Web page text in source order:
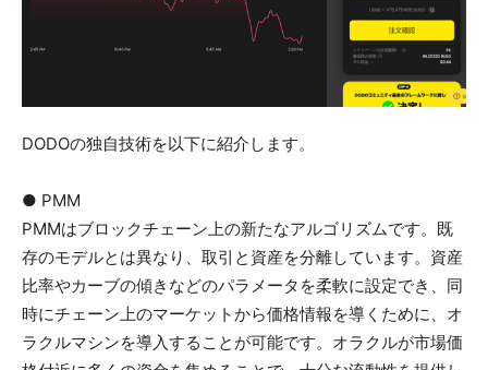
DODOの独自技術を以下に紹介します。
● PMM
PMMはブロックチェーン上の新たなアルゴリズムです。既
存のモデルとは異なり、取引と資産を分離しています。資産
比率やカーブの傾きなどのパラメータを柔軟に設定でき、同
時にチェーン上のマーケットから価格情報を導くために、オ
ラクルマシンを導入することが可能です。オラクルが市場価